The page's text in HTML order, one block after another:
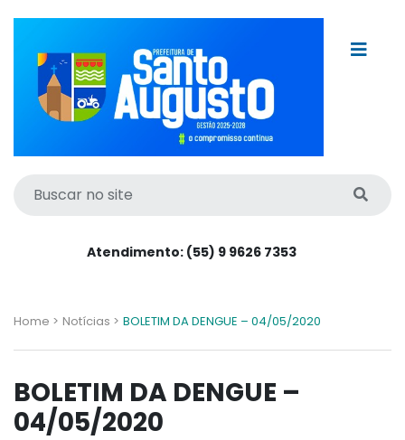
Atendimento: (55) 9 9626 7353
Home > Notícias > BOLETIM DA DENGUE – 04/05/2020
BOLETIM DA DENGUE –
04/05/2020